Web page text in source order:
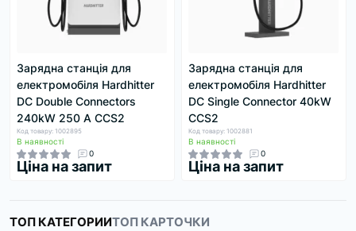
Зарядна станція для
електромобіля Hardhitter
DC Double Connectors
240kW 250 А CCS2
Код товару: 1002895
В наявності
0
Ціна на запит
Зарядна станція для
електромобіля Hardhitter
DC Single Connector 40kW
CCS2
Код товару: 1002881
В наявності
0
Ціна на запит
ТОП КАТЕГОРИИТОП КАРТОЧКИ